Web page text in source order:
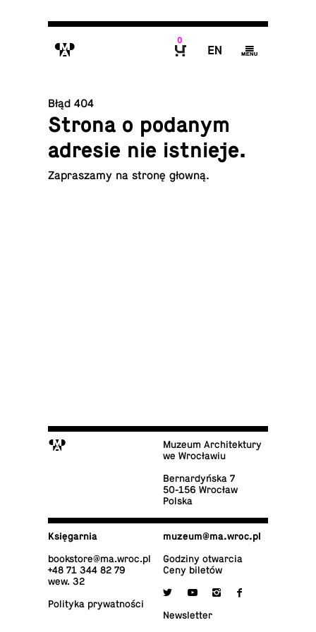
M
0
E g
Błąd 404
Strona o podanym
adresie nie istnieje.
Za­pra­sza­my na stronę głowną.
M
Muzeum Architektury
we Wrocławiu
Ber­nar­dyń­ska 7
50-156 Wrocław
Polska
Księ­gar­nia
bo­ok­sto­re@​ma.​wroc.​pl
+48 71 344 82 79
wew. 32
Po­li­ty­ka prywatności
muzeum@​ma.​wroc.​pl
Godziny otwarcia
Ceny biletów
 y i f
New­slet­ter